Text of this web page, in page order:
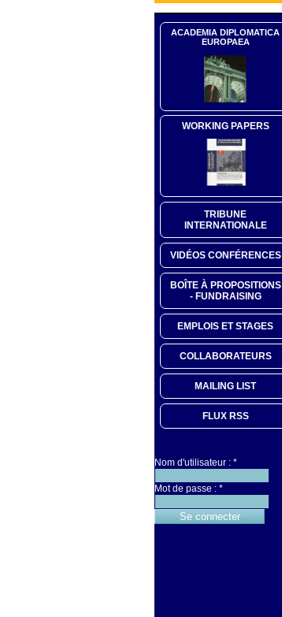
ACADEMIA DIPLOMATICA
EUROPAEA
WORKING PAPERS
TRIBUNE
INTERNATIONALE
VIDÉOS CONFÉRENCES
BOÎTE À PROPOSITIONS
- FUNDRAISING
EMPLOIS ET STAGES
COLLABORATEURS
MAILING LIST
FLUX RSS
Nom d'utilisateur : *
Mot de passe : *